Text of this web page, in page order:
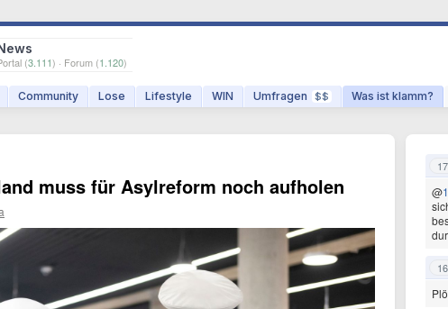
(3.111) · Forum (1.120)
Community Lose Lifestyle WIN Umfragen $$ Was ist klamm?
muss für Asylreform noch aufholen
17
@
16